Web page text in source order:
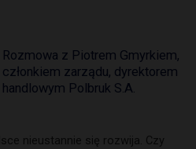
Rozmowa z Piotrem Gmyrkiem,
członkiem zarządu, dyrektorem
handlowym Polbruk S.A.
nieustannie się rozwija. Czy